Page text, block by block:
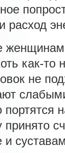
женщинам
как-то
не
портятся
принято
и